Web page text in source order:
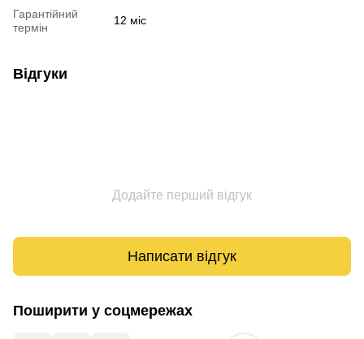
Гарантійний
термін
12 міс
Відгуки
Додайте перший відгук
Написати відгук
Поширити у соцмережах